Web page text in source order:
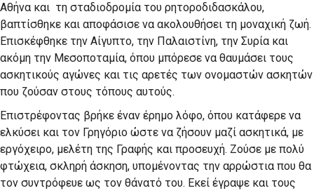
Αθήνα και τη σταδιοδρομία του ρητοροδιδασκά­λου,
βαπτίσθηκε και αποφάσισε να ακολουθήσει τη μοναχική ζωή.
Επισκέφθηκε την Αίγυπτο, την Παλαιστίνη, την Συρία και
ακόμη την Με­σοποταμία, όπου μπόρεσε να θαυμάσει τους
ασκητικούς αγώνες και τις αρετές των ονομαστών ασκητών
που ζούσαν στους τόπους αυτούς.
Επιστρέφοντας βρήκε έναν έρημο λόφο, όπου κατάφερε να
ελκύσει και τον Γρηγόριο ώστε να ζήσουν μαζί ασκητικά, με
εργόχειρο, μελέτη της Γραφής και προσευχή. Ζούσε με πολύ
φτώχεια, σκληρή άσκηση, υπομένοντας την αρρώστια που θα
τον συντρόφευε ως τον θάνατό του. Εκεί έγραψε και τους